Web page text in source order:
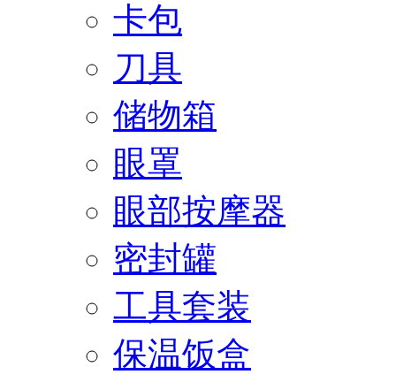
卡包
刀具
储物箱
眼罩
眼部按摩器
密封罐
工具套装
保温饭盒